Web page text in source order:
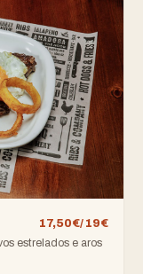
17,50€/ 19€
estrelados e aros